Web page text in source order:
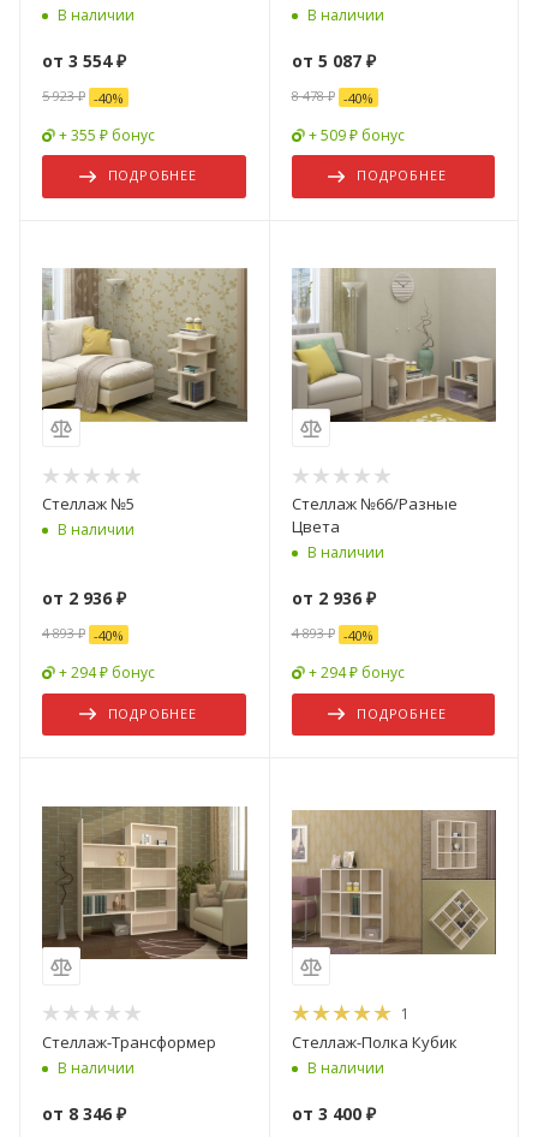
В наличии
от 3 554 ₽
5 923 ₽ -40%
+ 355 ₽ бонус
ПОДРОБНЕЕ
В наличии
от 5 087 ₽
8 478 ₽ -40%
+ 509 ₽ бонус
ПОДРОБНЕЕ
Стеллаж №5
В наличии
от 2 936 ₽
4 893 ₽ -40%
+ 294 ₽ бонус
ПОДРОБНЕЕ
Стеллаж №66/Разные
Цвета
В наличии
от 2 936 ₽
4 893 ₽ -40%
+ 294 ₽ бонус
ПОДРОБНЕЕ
Стеллаж-Трансформер
В наличии
от 8 346 ₽
1
Стеллаж-Полка Кубик
В наличии
от 3 400 ₽